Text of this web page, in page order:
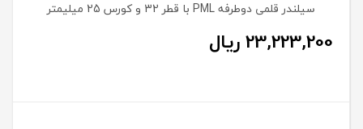
سیلندر قلمی دوطرفه PML با قطر 32 و کورس 25 میلیمتر
23,223,200ریال